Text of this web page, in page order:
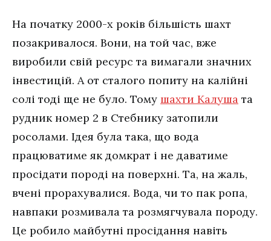
На початку 2000-х років більшість шахт
позакривалося. Вони, на той час, вже
виробили свій ресурс та вимагали значних
інвестицій. А от сталого попиту на калійні
солі тоді ще не було. Тому шахти Калуша та
рудник номер 2 в Стебнику затопили
росолами. Ідея була така, що вода
працюватиме як домкрат і не даватиме
просідати породі на поверхні. Та, на жаль,
вчені прорахувалися. Вода, чи то пак ропа,
навпаки розмивала та розмягчувала породу.
Це робило майбутні просідання навіть